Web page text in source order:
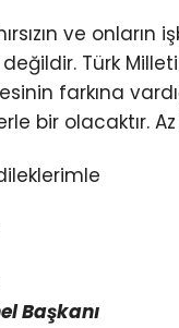
ve onların
Türk
farkına
bir olacaktır. Az
Başkanı